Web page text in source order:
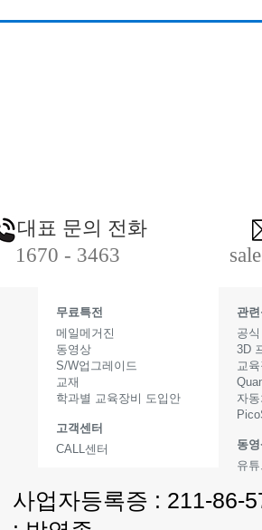
대표 문의 전화
1670 - 3463
무료특전
메일메거진
동영상
S/W업그레이드
교재
학과별 교육장비 도입안
고객센터
CALL센터
관
공
3D
교
자
동
유
사업자등록증 : 211-86-